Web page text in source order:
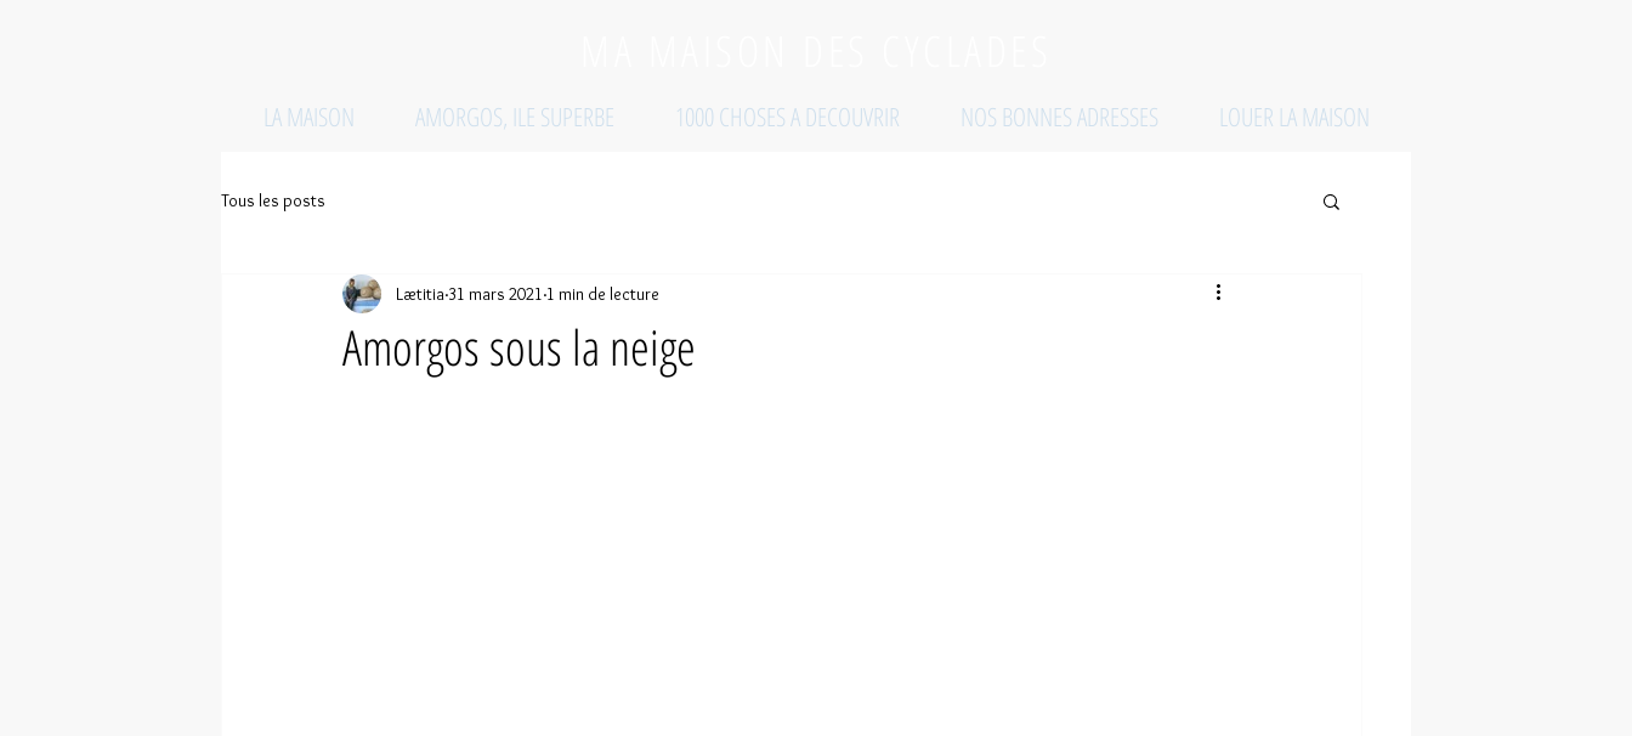
LA MAISON AMORGOS, ILE SUPERBE 1000 CHOSES A DECOUVRIR NOS BONNES ADRESSES LOUER LA MAISON
Tous les posts
Amorgos sous la neige
Lætitia 31 mars 2021 1 min de lecture